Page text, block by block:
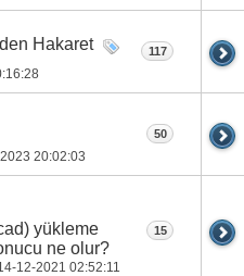
Hakaret 117
20:02:03
50
yükleme
ne olur?
12-2021 02:52:11
15